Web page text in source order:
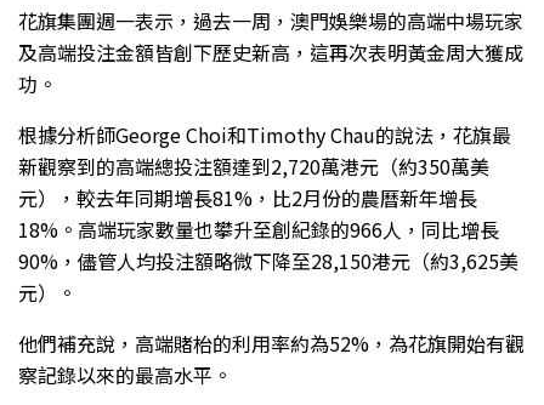
花旗集團週一表示，過去一周，澳門娛樂場的高端中場玩家
及高端投注金額皆創下歷史新高，這再次表明黃金周大獲成
功。
根據分析師George Choi和Timothy Chau的說法，花旗最
新觀察到的高端總投注額達到2,720萬港元（約350萬美
元），較去年同期增長81%，比2月份的農曆新年增長
18%。高端玩家數量也攀升至創紀錄的966人，同比增長
90%，儘管人均投注額略微下降至28,150港元（約3,625美
元）。
他們補充說，高端賭枱的利用率約為52%，為花旗開始有觀
察記錄以來的最高水平。